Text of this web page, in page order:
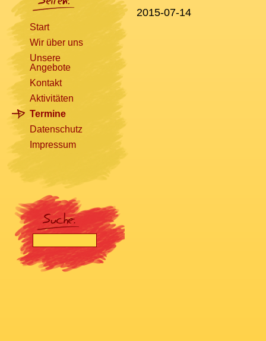
2015-07-14
Start
Wir über uns
Unsere
Angebote
Kontakt
Aktivitäten
Termine
Datenschutz
Impressum